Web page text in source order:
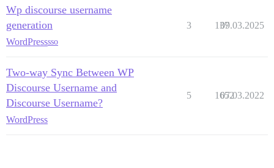
Wp discourse username
generation
WordPresssso
3 137
09.03.2025
Two-way Sync Between WP
Discourse Username and
Discourse Username?
WordPress
5 1652
07.03.2022